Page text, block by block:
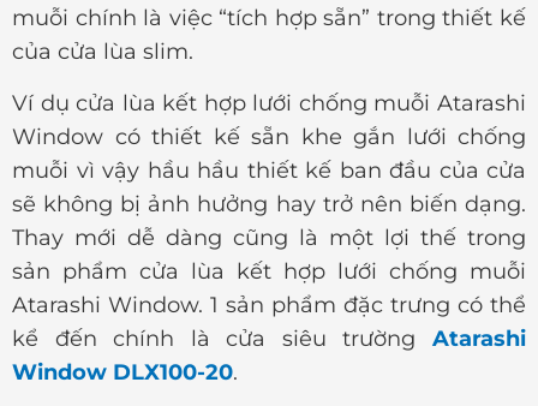
muỗi chính là việc “tích hợp sẵn” trong thiết kế
của cửa lùa slim.
Ví dụ cửa lùa kết hợp lưới chống muỗi Atarashi
Window có thiết kế sẵn khe gắn lưới chống
muỗi vì vậy hầu hầu thiết kế ban đầu của cửa
sẽ không bị ảnh hưởng hay trở nên biến dạng.
Thay mới dễ dàng cũng là một lợi thế trong
sản phẩm cửa lùa kết hợp lưới chống muỗi
Atarashi Window. 1 sản phẩm đặc trưng có thể
kể đến chính là cửa siêu trường Atarashi
Window DLX100-20.